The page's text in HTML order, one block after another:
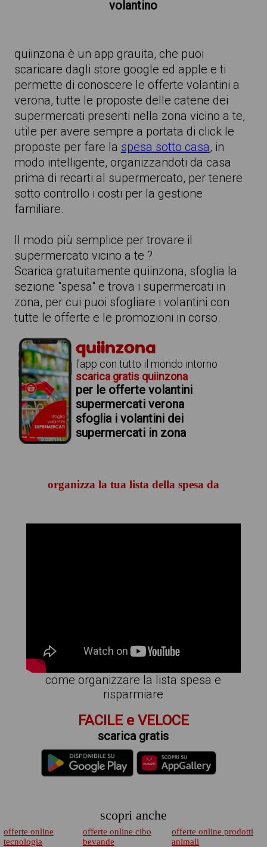
volantino
quiinzona è un app grauita, che puoi
scaricare dagli store google ed apple e ti
permette di conoscere le offerte volantini a
verona, tutte le proposte delle catene dei
supermercati presenti nella zona vicino a te,
utile per avere sempre a portata di click le
proposte per fare la spesa sotto casa, in
modo intelligente, organizzandoti da casa
prima di recarti al supermercato, per tenere
sotto controllo i costi per la gestione
familiare.
Il modo più semplice per trovare il
supermercato vicino a te ?
Scarica gratuitamente quiinzona, sfoglia la
sezione "spesa" e trova i supermercati in
zona, per cui puoi sfogliare i volantini con
tutte le offerte e le promozioni in corso.
quiinzona
l'app con tutto il mondo intorno
scarica gratis quiinzona
per le offerte volantini
supermercati verona
sfoglia i volantini dei
supermercati in zona
organizza la tua lista della spesa da
come organizzare la lista spesa e
risparmiare
FACILE e VELOCE
scarica gratis
scopri anche
offerte online
tecnologia
offerte online cibo
bevande
offerte online prodotti
animali